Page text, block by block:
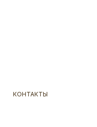
КОНТАКТЫ